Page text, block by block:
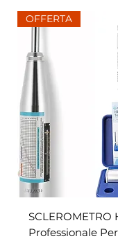
OFFERTA
SCLEROMETRO
Professionale